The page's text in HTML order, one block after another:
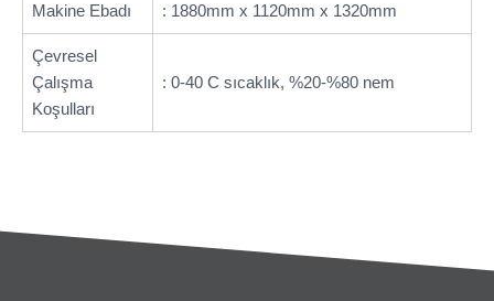
Makine Ebadı : 1880mm x 1120mm x 1320mm
Çevresel
Çalışma
Koşulları
: 0-40 C sıcaklık, %20-%80 nem